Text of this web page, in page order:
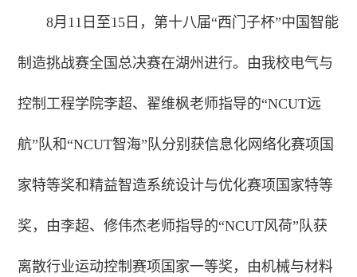
8月11日至15日，第十八届“西门子杯”中国智能
制造挑战赛全国总决赛在湖州进行。由我校电气与
控制工程学院李超、翟维枫老师指导的“NCUT远
航”队和“NCUT智海”队分别获信息化网络化赛项国
家特等奖和精益智造系统设计与优化赛项国家特等
奖，由李超、修伟杰老师指导的“NCUT风荷”队获
离散行业运动控制赛项国家一等奖，由机械与材料